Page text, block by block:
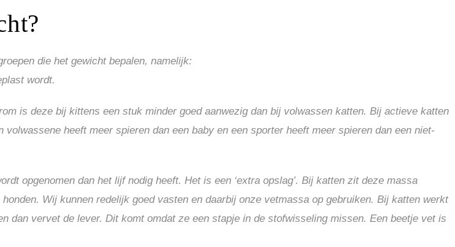
die het gewicht bepalen, namelijk:
wordt.
is deze bij kittens een stuk minder goed aanwezig dan bij volwassen katten. Bij actieve katten
heeft meer spieren dan een baby en een sporter heeft meer spieren dan een niet-
opgenomen dan het lijf nodig heeft. Het is een ‘extra opslag’. Bij katten zit deze massa
Wij kunnen redelijk goed vasten en daarbij onze vetmassa op gebruiken. Bij katten werkt
dan vervet de lever. Dit komt omdat ze een stapje in de stofwisseling missen. Een beetje vet is